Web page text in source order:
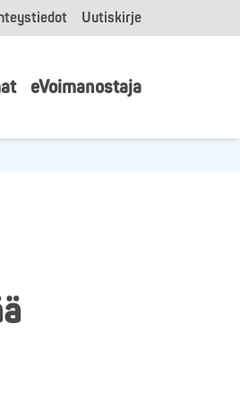
Uutiskirje
eVoimanostaja